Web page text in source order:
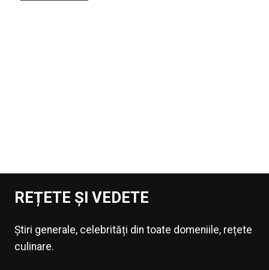
REȚETE ȘI VEDETE
Știri generale, celebrități din toate domeniile, rețete
culinare.